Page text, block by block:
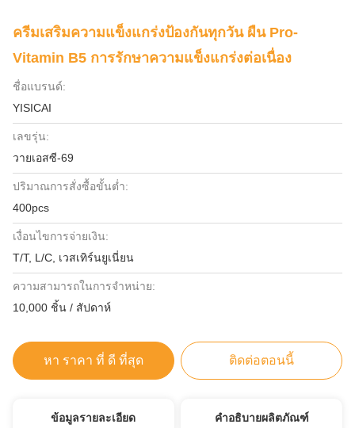
ครีมเสริมความแข็งแกร่งป้องกันทุกวัน ผืน Pro-
Vitamin B5 การรักษาความแข็งแกร่งต่อเนื่อง
ชื่อแบรนด์:
YISICAI
เลขรุ่น:
วายเอสซี-69
ปริมาณการสั่งซื้อขั้นต่ำ:
400pcs
เงื่อนไขการจ่ายเงิน:
T/T, L/C, เวสเทิร์นยูเนี่ยน
ความสามารถในการจําหน่าย:
10,000 ชิ้น / สัปดาห์
หา ราคา ที่ ดี ที่สุด ติดต่อตอนนี้
ข้อมูลรายละเอียด คำอธิบายผลิตภัณฑ์